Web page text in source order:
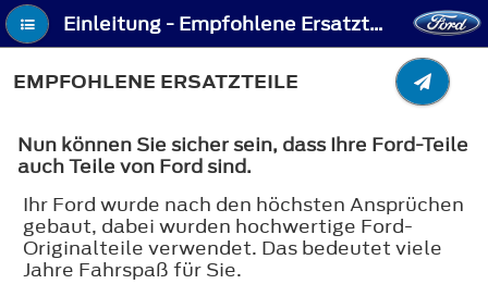
Einleitung - Empfohlene Ersatzteile
EMPFOHLENE ERSATZTEILE
Nun können Sie sicher sein, dass Ihre Ford-Teile
auch Teile von Ford sind.
Ihr Ford wurde nach den höchsten Ansprüchen
gebaut, dabei wurden hochwertige Ford-
Originalteile verwendet. Das bedeutet viele
Jahre Fahrspaß für Sie.